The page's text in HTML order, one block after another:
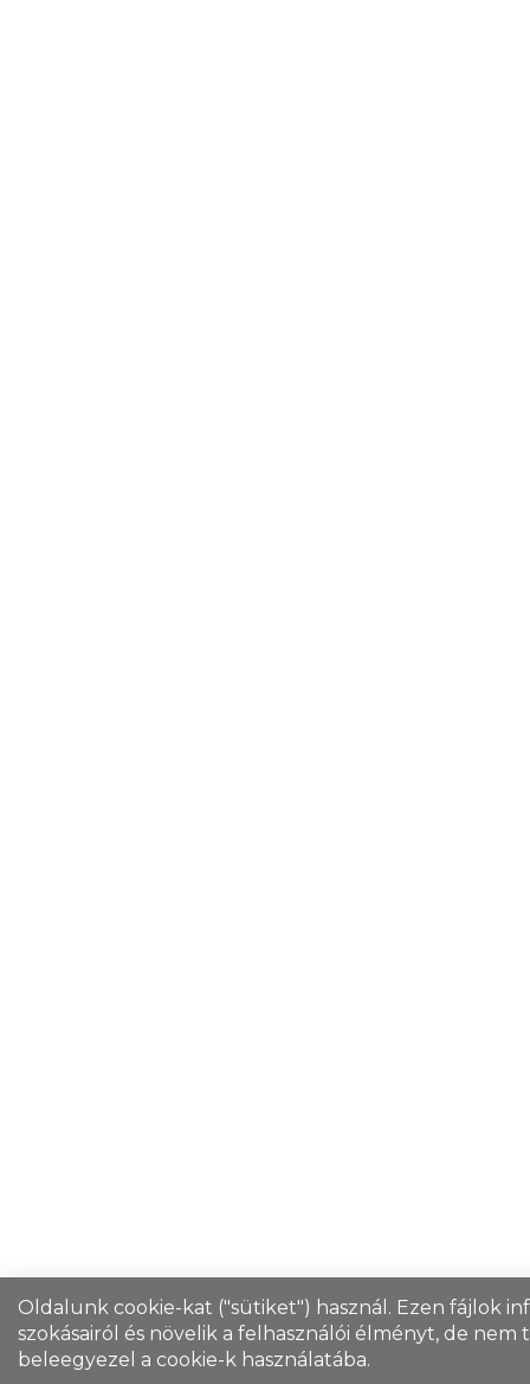
Oldalunk cookie-kat ("sütiket") használ. Ezen fájlok
szokásairól és növelik a felhasználói élményt, de
beleegyezel a cookie-k használatába.